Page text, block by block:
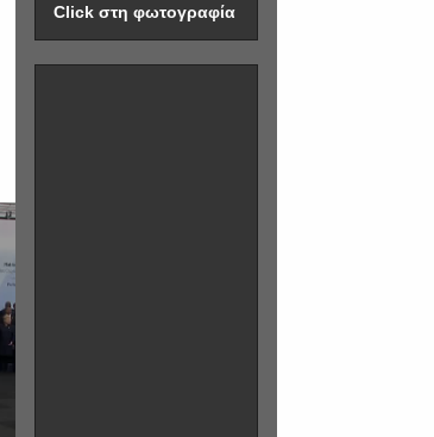
Click στη φωτογραφία